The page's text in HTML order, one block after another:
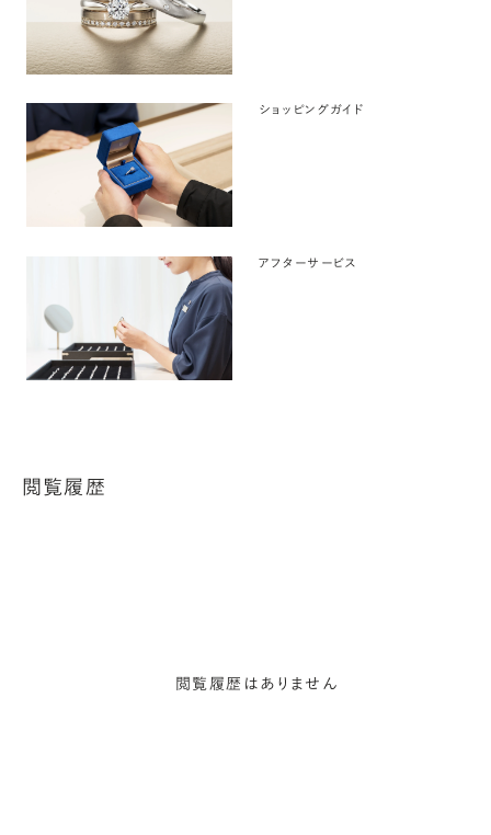
ショッピングガイド
アフターサービス
閲覧履歴
閲覧履歴はありません